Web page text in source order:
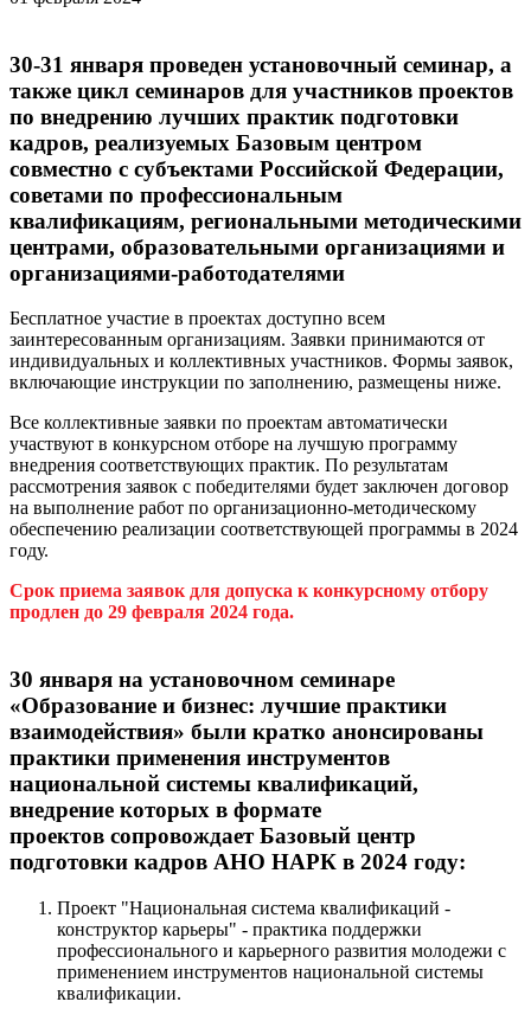
30-31 января проведен установочный семинар, а
также цикл семинаров для участников проектов
по внедрению лучших практик подготовки
кадров, реализуемых Базовым центром
совместно с субъектами Российской Федерации,
советами по профессиональным
квалификациям, региональными методическими
центрами, образовательными организациями и
организациями-работодателями
Бесплатное участие в проектах доступно всем
заинтересованным организациям. Заявки принимаются от
индивидуальных и коллективных участников. Формы заявок,
включающие инструкции по заполнению, размещены ниже.
Все коллективные заявки по проектам автоматически
участвуют в конкурсном отборе на лучшую программу
внедрения соответствующих практик. По результатам
рассмотрения заявок с победителями будет заключен договор
на выполнение работ по организационно-методическому
обеспечению реализации соответствующей программы в 2024
году.
Срок приема заявок для допуска к конкурсному отбору
продлен до 29 февраля 2024 года.
30 января на установочном семинаре
«Образование и бизнес: лучшие практики
взаимодействия» были кратко анонсированы
практики применения инструментов
национальной системы квалификаций,
внедрение которых в формате
проектов сопровождает Базовый центр
подготовки кадров АНО НАРК в 2024 году:
Проект "Национальная система квалификаций -
конструктор карьеры" - практика поддержки
профессионального и карьерного развития молодежи с
применением инструментов национальной системы
квалификации.